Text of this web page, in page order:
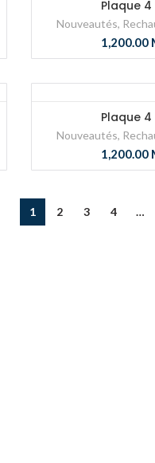
Plaque
Nouveautés,
1,200.00
Plaque
Nouveautés,
1,200.00
1 2 3 4 …